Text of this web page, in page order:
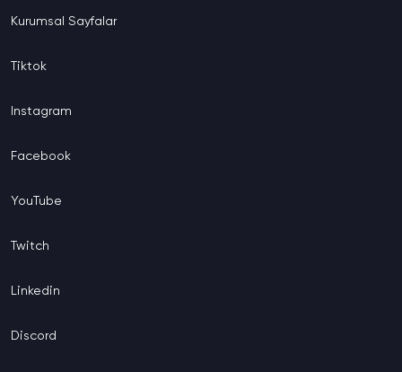
Kurumsal Sayfalar
Tiktok
Instagram
Facebook
YouTube
Twitch
Linkedin
Discord